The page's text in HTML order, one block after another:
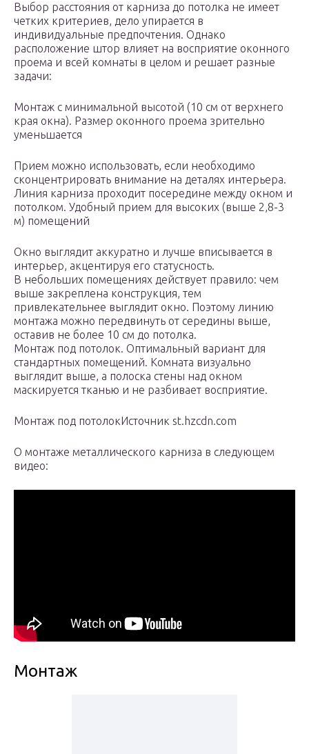
Выбор расстояния от карниза до потолка не имеет
четких критериев, дело упирается в
индивидуальные предпочтения. Однако
расположение штор влияет на восприятие оконного
проема и всей комнаты в целом и решает разные
задачи:
Монтаж с минимальной высотой (10 см от верхнего
края окна). Размер оконного проема зрительно
уменьшается
Прием можно использовать, если необходимо
сконцентрировать внимание на деталях интерьера.
Линия карниза проходит посередине между окном и
потолком. Удобный прием для высоких (выше 2,8-3
м) помещений
Окно выглядит аккуратно и лучше вписывается в
интерьер, акцентируя его статусность.
В небольших помещениях действует правило: чем
выше закреплена конструкция, тем
привлекательнее выглядит окно. Поэтому линию
монтажа можно передвинуть от середины выше,
оставив не более 10 см до потолка.
Монтаж под потолок. Оптимальный вариант для
стандартных помещений. Комната визуально
выглядит выше, а полоска стены над окном
маскируется тканью и не разбивает восприятие.
Монтаж под потолокИсточник st.hzcdn.com
О монтаже металлического карниза в следующем
видео:
Монтаж